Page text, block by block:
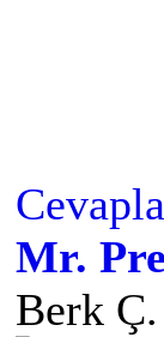
Cevapla
Mr.
Berk Ç.